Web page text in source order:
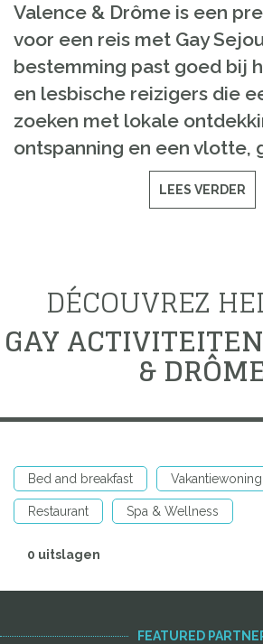
Valence & Drôme is een
voor een reis met Gay
bestemming past goed bij
en lesbische reizigers die
zoeken met lokale
ontspanning en een vlotte,
LEES VERDER
DÉCOUVREZ
GAY
&
Bed and breakfast Vakantiewoning
Restaurant Spa & Wellness
0 uitslagen
FEATURED